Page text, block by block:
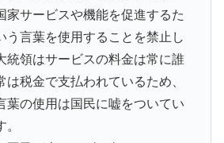
家サービスや機能を促進するた
う言葉を使用することを禁止し
統領はサービスの料金は常に誰
は税金で支払われているため、
葉の使用は国民に嘘をついてい